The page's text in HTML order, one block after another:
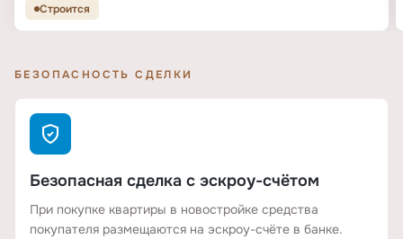
Строится
БЕЗОПАСНОСТЬ СДЕЛКИ
Безопасная сделка с эскроу-счётом
При покупке квартиры в новостройке средства
покупателя размещаются на эскроу-счёте в банке.